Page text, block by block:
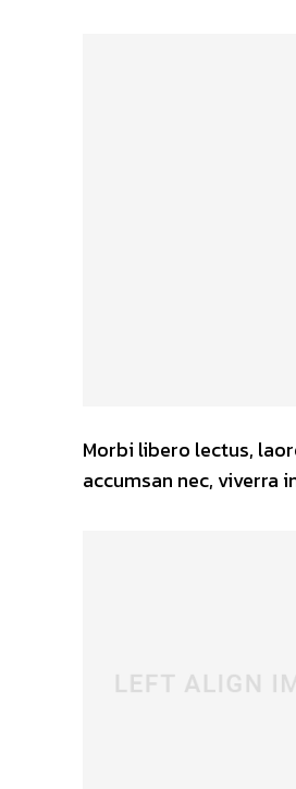
Morbi libero lectus,
accumsan nec, viverra